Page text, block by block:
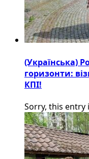
(Українська)
горизонти:
КПІ!
Sorry, this entry